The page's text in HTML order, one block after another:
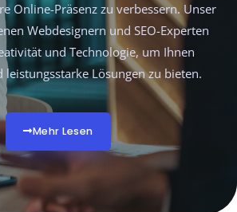
Online-Präsenz zu verbessern. Unser
Webdesignern und SEO-Experten
und Technologie, um Ihnen
leistungsstarke Lösungen zu bieten.
Mehr Lesen